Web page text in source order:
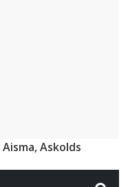
Aisma, Askolds